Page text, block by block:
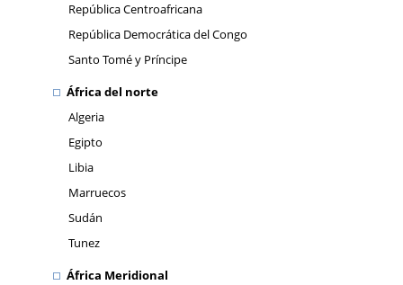
República Centroafricana
República Democrática del Congo
Santo Tomé y Príncipe
África del norte
Algeria
Egipto
Libia
Marruecos
Sudán
Tunez
África Meridional